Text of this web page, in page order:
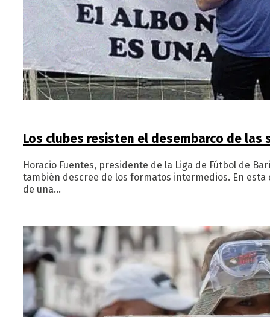
Los clubes resisten el desembarco de las
Horacio Fuentes, presidente de la Liga de Fútbol de
también descree de los formatos intermedios. En esta
de una…